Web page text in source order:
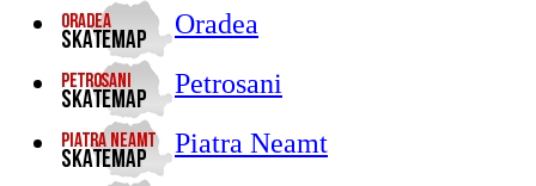
Oradea
Petrosani
Piatra Neamt